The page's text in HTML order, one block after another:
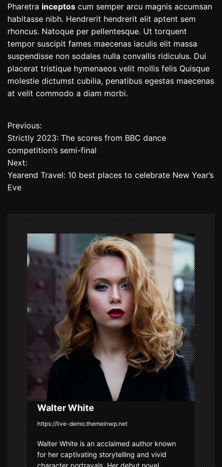
Pharetra inceptos cum semper arcu magnis accumsan
habitasse nibh. Hendrerit hendrerit elit aptent sem
rhoncus. Natoque per pellentesque. Ut torquent
tempor suscipit fames maecenas iaculis elit massa
suspendisse non sodales nulla convallis ridiculus. Dui
placerat tristique hymenaeos velit mollis felis Quisque
molestie dictumst cubilia, penatibus egestas maecenas
at velit commodo a diam morbi.
P
o
s
t
a
v
i
g
a
t
i
o
n
Previous:
Strictly 2023: The scores from BBC dance
competition’s semi-final
Next:
Yearend Travel: 10 best places to celebrate New Year’s
Eve
Walter White
https://live-demo.themeinwp.net
Walter White is an acclaimed author known
for her captivating storytelling and vivid
character portrayals. Her debut novel,